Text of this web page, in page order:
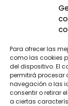
Para ofrecer las
como las cookies
del dispositivo. El
permitirá procesar
navegación o las
consentir o retirar
a ciertas
Descripción